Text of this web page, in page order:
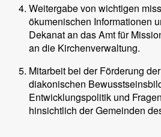
Weitergabe von wichtigen
ökumenischen Informationen
Dekanat an das Amt für
an die Kirchenverwaltung.
Mitarbeit bei der Förderung
diakonischen
Entwicklungspolitik und
hinsichtlich der Gemeinden